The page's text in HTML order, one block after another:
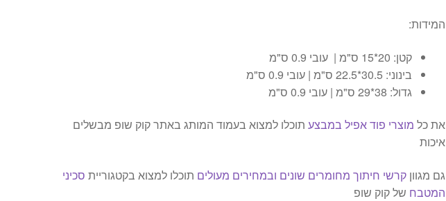
המידות:
קטן: 20*15 ס"מ | עובי 0.9 ס"מ
בינוני: 30.5*22.5 ס"מ | עובי 0.9 ס"מ
גדול: 38*29 ס"מ | עובי 0.9 ס"מ
את כל מוצרי פוד אפיל במבצע תוכלו למצוא בעמוד המותג באתר קוק שופ מבשלים
איכות
גם מגווןקרשי חיתוך מחומרים שונים ובמחירים מעולים תוכלו למצוא בקטגוריית סכיני
המטבח של קוק שופ